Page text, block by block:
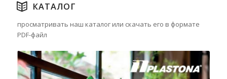
КАТАЛОГ
просматривать наш каталог или скачать его в формате
PDF-файл